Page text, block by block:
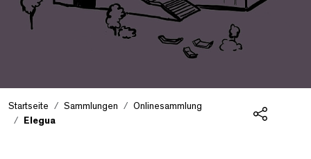
Startseite Sammlungen
Onlinesammlung
Elegua